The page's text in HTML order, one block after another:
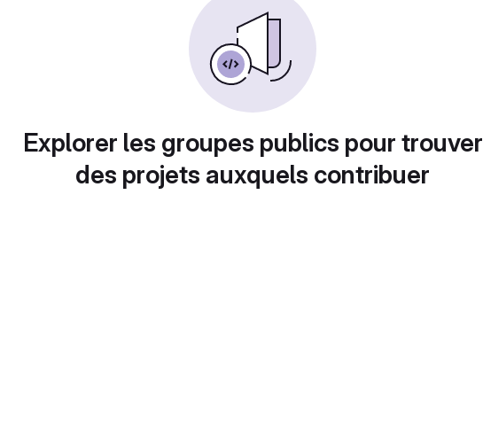
Explorer les groupes publics pour trouver
des projets auxquels contribuer